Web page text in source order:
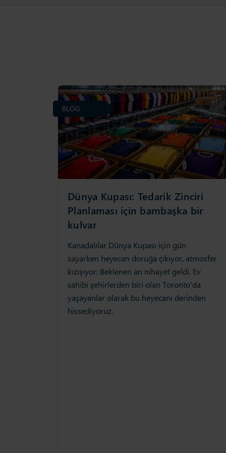
Dünya Kupası: Tedarik Zinciri
Planlaması için bambaşka bir
kulvar
Kanadalılar Dünya Kupası için gün
sayarken heyecan doruğa çıkıyor, atmosfer
kızışıyor: Beklenen an nihayet geldi. Ev
sahibi şehirlerden biri olan Toronto'da
yaşayanlar olarak bu heyecanı derinden
hissediyoruz.
BLOG